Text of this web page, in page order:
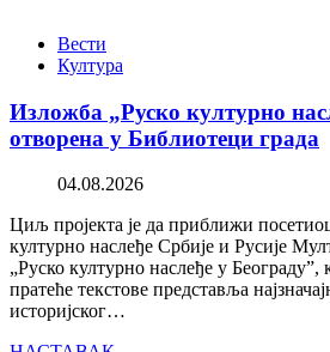
Вести
Култура
Изложба „Руско културно
отворена у Библиотеци града
04.08.2026
Циљ пројекта је да приближи
културно наслеђе Србије и Русије
„Руско културно наслеђе у Београду”,
пратеће текстове представља
историјског…